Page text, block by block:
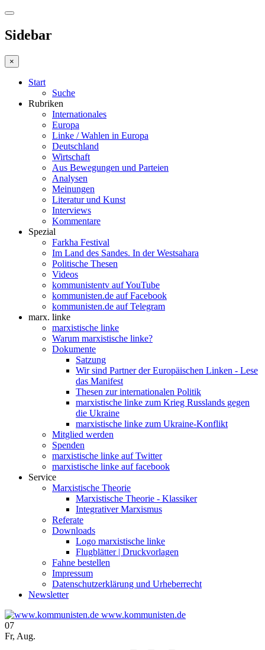
Sidebar
×
Start
Suche
Rubriken
Internationales
Europa
Linke / Wahlen in Europa
Deutschland
Wirtschaft
Aus Bewegungen und Parteien
Analysen
Meinungen
Literatur und Kunst
Interviews
Kommentare
Spezial
Farkha Festival
Im Land des Sandes. In der Westsahara
Politische Thesen
Videos
kommunistentv auf YouTube
kommunisten.de auf Facebook
kommunisten.de auf Telegram
marx. linke
marxistische linke
Warum marxistische linke?
Dokumente
Satzung
Wir sind Partner der Europäischen Linken - Lese
das Manifest
Thesen zur internationalen Politik
marxistische linke zum Krieg Russlands gegen
die Ukraine
marxistische linke zum Ukraine-Konflikt
Mitglied werden
Spenden
marxistische linke auf Twitter
marxistische linke auf facebook
Service
Marxistische Theorie
Marxistische Theorie - Klassiker
Integrativer Marxismus
Referate
Downloads
Logo marxistische linke
Flugblätter | Druckvorlagen
Fahne bestellen
Impressum
Datenschutzerklärung und Urheberrecht
Newsletter
www.kommunisten.de
07
Fr, Aug.